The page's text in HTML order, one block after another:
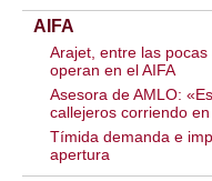
AIFA
Arajet, entre las
operan en el AIFA
Asesora de AMLO:
callejeros corriendo en
Tímida demanda e
apertura